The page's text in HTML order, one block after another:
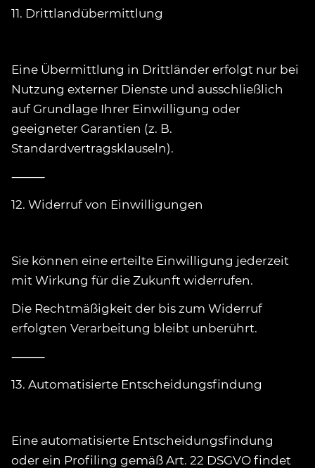
11. Drittlandübermittlung
Eine Übermittlung in Drittländer erfolgt nur bei
Nutzung externer Dienste und ausschließlich
auf Grundlage Ihrer Einwilligung oder
geeigneter Garantien (z. B.
Standardvertragsklauseln).
⸻
12. Widerruf von Einwilligungen
Sie können eine erteilte Einwilligung jederzeit
mit Wirkung für die Zukunft widerrufen.
Die Rechtmäßigkeit der bis zum Widerruf
erfolgten Verarbeitung bleibt unberührt.
⸻
13. Automatisierte Entscheidungsfindung
Eine automatisierte Entscheidungsfindung
oder ein Profiling gemäß Art. 22 DSGVO findet